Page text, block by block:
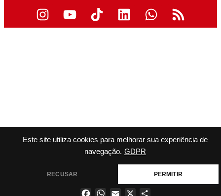
Este site utiliza cookies para melhorar sua experiência de
navegação. GDPR
RECUSAR PERMITIR
FacebookWhatsApp
Email